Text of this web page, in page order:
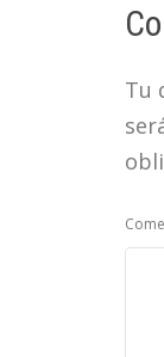
Tu